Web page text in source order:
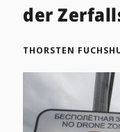
der
THORSTEN